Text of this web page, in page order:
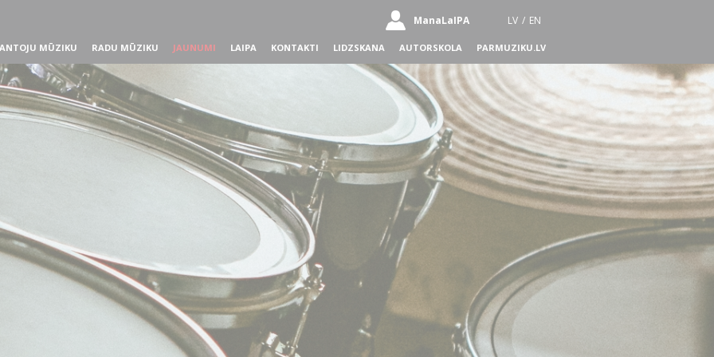
ManaLaIPA LV / EN
MŪZIKU RADU MŪZIKU JAUNUMI LAIPA KONTAKTI LIDZSKANA AUTORSKOLA PARMUZIKU.LV